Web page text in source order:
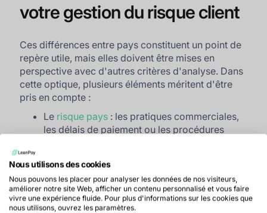
votre gestion du risque client
Ces différences entre pays constituent un point de
repère utile, mais elles doivent être mises en
perspective avec d'autres critères d'analyse. Dans
cette optique, plusieurs éléments méritent d'être
pris en compte :
Le risque pays : les pratiques commerciales,
les délais de paiement ou les procédures
Retrouvez nos conseils pour une
Nous utilisons des cookies
Nous pouvons les placer pour analyser les données de nos visiteurs,
améliorer notre site Web, afficher un contenu personnalisé et vous faire
vivre une expérience fluide. Pour plus d'informations sur les cookies que
nous utilisons, ouvrez les paramètres.